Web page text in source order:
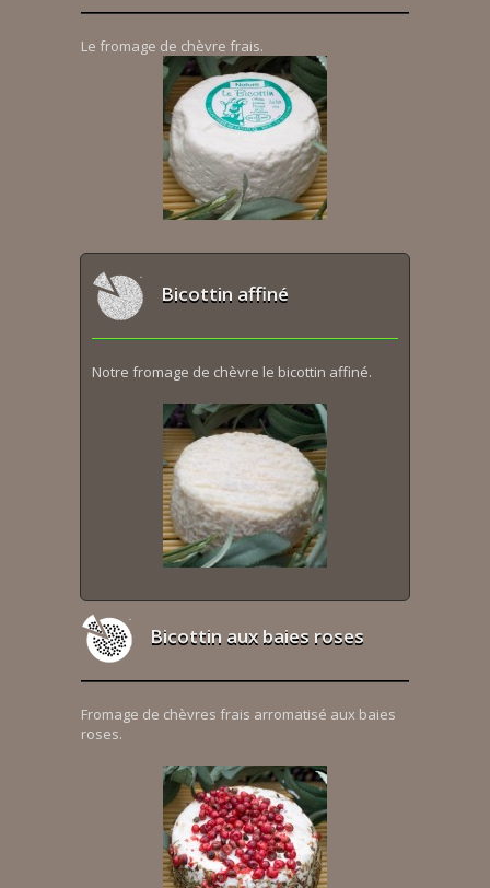
Le fromage de chèvre frais.
Bicottin affiné
Notre fromage de chèvre le bicottin affiné.
Bicottin aux baies roses
Fromage de chèvres frais arromatisé aux baies
roses.